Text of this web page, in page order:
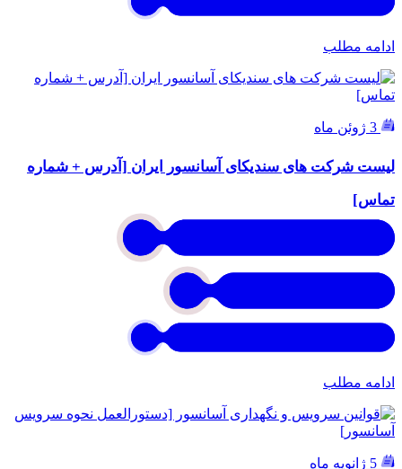
ادامه مطلب
لیست شرکت های سندیکای آسانسور ایران [آدرس + شماره
تماس]
ادامه مطلب